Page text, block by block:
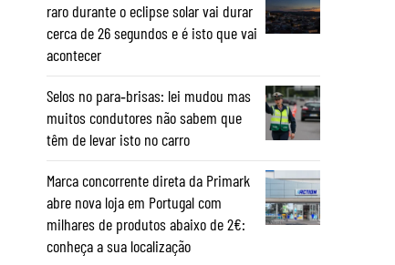
raro durante o eclipse solar vai durar
cerca de 26 segundos e é isto que vai
acontecer
Selos no para‑brisas: lei mudou mas
muitos condutores não sabem que
têm de levar isto no carro
Marca concorrente direta da Primark
abre nova loja em Portugal com
milhares de produtos abaixo de 2€:
conheça a sua localização